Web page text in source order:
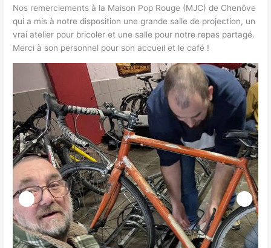
Nos remerciements à la Maison Pop Rouge (MJC) de Chenôve
qui a mis à notre disposition une grande salle de projection, un
vrai atelier pour bricoler et une salle pour notre repas partagé.
Merci à son personnel pour son accueil et le café !